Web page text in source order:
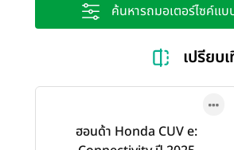
ค้นหารถมอเตอร์ไซค์แบ
เปรีย
ฮอนด้า Honda CUV e: